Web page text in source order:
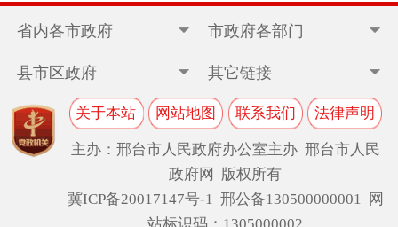
省内各市政府 市政府各部门
县市区政府 其它链接
关于本站 网站地图 联系我们 法律声明
主办：邢台市人民政府办公室主办 邢台市人民
政府网 版权所有
冀ICP备20017147号-1 邢公备130500000001 网